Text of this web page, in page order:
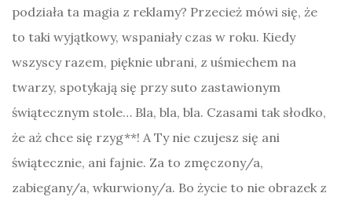
podziała ta magia z reklamy? Przecież mówi się, że
to taki wyjątkowy, wspaniały czas w roku. Kiedy
wszyscy razem, pięknie ubrani, z uśmiechem na
twarzy, spotykają się przy suto zastawionym
świątecznym stole… Bla, bla, bla. Czasami tak słodko,
że aż chce się rzyg**! A Ty nie czujesz się ani
świątecznie, ani fajnie. Za to zmęczony/a,
zabiegany/a, wkurwiony/a. Bo życie to nie obrazek z